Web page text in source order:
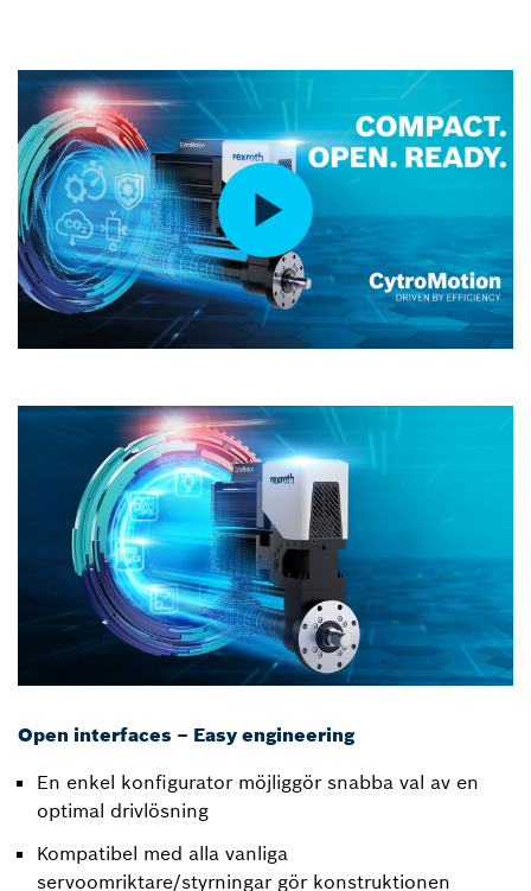
Open interfaces – Easy engineering
En enkel konfigurator möjliggör snabba val av en
optimal drivlösning
Kompatibel med alla vanliga
servoomriktare/styrningar gör konstruktionen